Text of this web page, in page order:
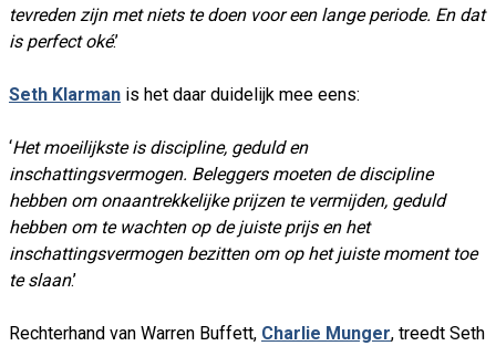
tevreden zijn met niets te doen voor een lange periode. En dat
is perfect oké.’
Seth Klarman is het daar duidelijk mee eens:
‘Het moeilijkste is discipline, geduld en
inschattingsvermogen. Beleggers moeten de discipline
hebben om onaantrekkelijke prijzen te vermijden, geduld
hebben om te wachten op de juiste prijs en het
inschattingsvermogen bezitten om op het juiste moment toe
te slaan.’
Rechterhand van Warren Buffett, Charlie Munger, treedt Seth